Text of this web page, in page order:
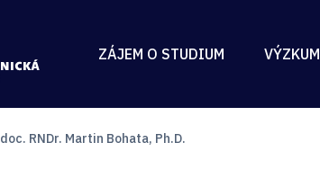
ZÁJEM O STUDIUM VÝZKUM
doc. RNDr. Martin Bohata, Ph.D.